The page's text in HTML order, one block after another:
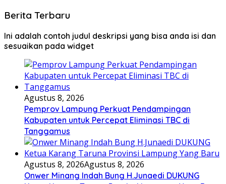
Berita Terbaru
Ini adalah contoh judul deskripsi yang bisa anda isi dan
sesuaikan pada widget
Agustus 8, 2026
Pemprov Lampung Perkuat Pendampingan
Kabupaten untuk Percepat Eliminasi TBC di
Tanggamus
Agustus 8, 2026Agustus 8, 2026
Onwer Minang Indah Bung H.Junaedi DUKUNG